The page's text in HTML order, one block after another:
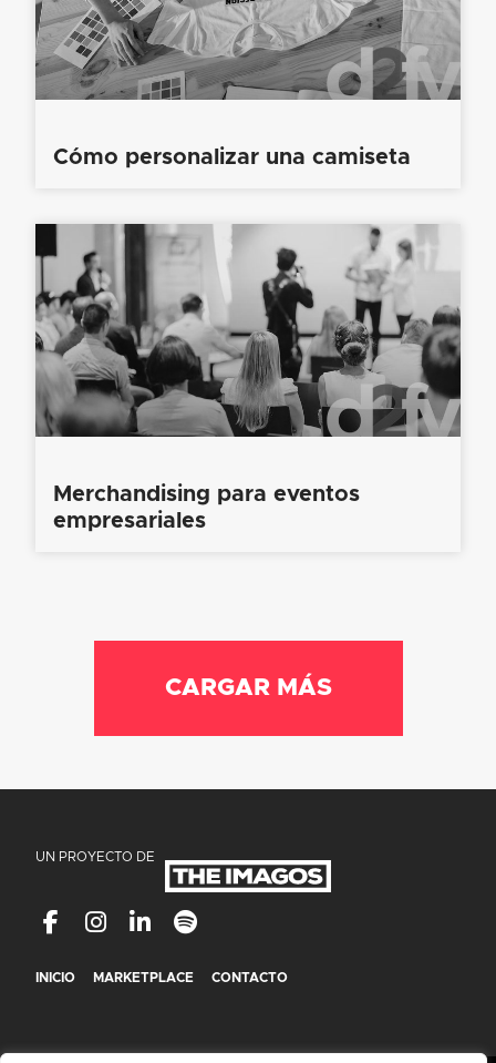
Cómo personalizar una camiseta
Merchandising para eventos
empresariales
CARGAR MÁS
UN PROYECTO DE
INICIO MARKETPLACE CONTACTO